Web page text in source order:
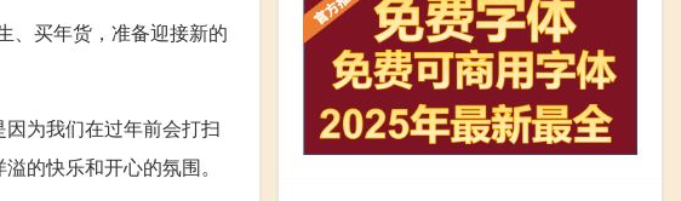
、买年货，准备迎接新的
为我们在过年前会打扫
的快乐和开心的氛围。